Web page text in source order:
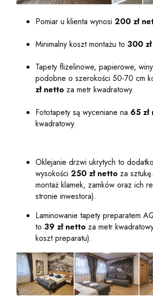
Pomiar u klienta wynosi 200 zł
Minimalny koszt montażu to 300
Tapety flizelinowe, papierowe,
podobne o szerokości 50-70 cm
zł netto za metr kwadratowy.
Fototapety są wyceniane na 65
kwadratowy.
Oklejanie drzwi ukrytych to
wysokości 250 zł netto za
montaż klamek, zamków oraz ich
stronie inwestora).
Laminowanie tapety preparatem
to 39 zł netto za metr
koszt preparatu).